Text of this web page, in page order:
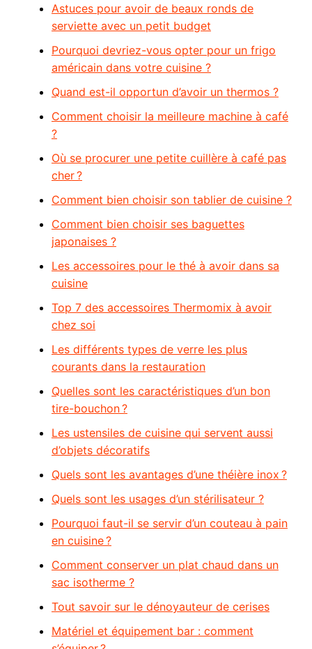
Astuces pour avoir de beaux ronds de
serviette avec un petit budget
Pourquoi devriez-vous opter pour un frigo
américain dans votre cuisine ?
Quand est-il opportun d’avoir un thermos ?
Comment choisir la meilleure machine à café
?
Où se procurer une petite cuillère à café pas
cher ?
Comment bien choisir son tablier de cuisine ?
Comment bien choisir ses baguettes
japonaises ?
Les accessoires pour le thé à avoir dans sa
cuisine
Top 7 des accessoires Thermomix à avoir
chez soi
Les différents types de verre les plus
courants dans la restauration
Quelles sont les caractéristiques d’un bon
tire-bouchon ?
Les ustensiles de cuisine qui servent aussi
d’objets décoratifs
Quels sont les avantages d’une théière inox ?
Quels sont les usages d’un stérilisateur ?
Pourquoi faut-il se servir d’un couteau à pain
en cuisine ?
Comment conserver un plat chaud dans un
sac isotherme ?
Tout savoir sur le dénoyauteur de cerises
Matériel et équipement bar : comment